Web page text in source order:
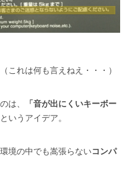
これは何も言えねえ・・・）
は、
「音が出にくいキーボー
というアイデア。
境の中でも嵩張らないコンパ